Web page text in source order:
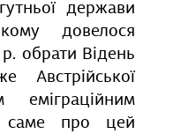
держави
довелося
обрати Відень
Австрійської
саме про цей